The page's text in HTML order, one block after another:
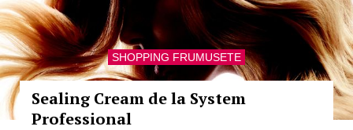
SHOPPING FRUMUSETE
Sealing Cream de la System
Professional